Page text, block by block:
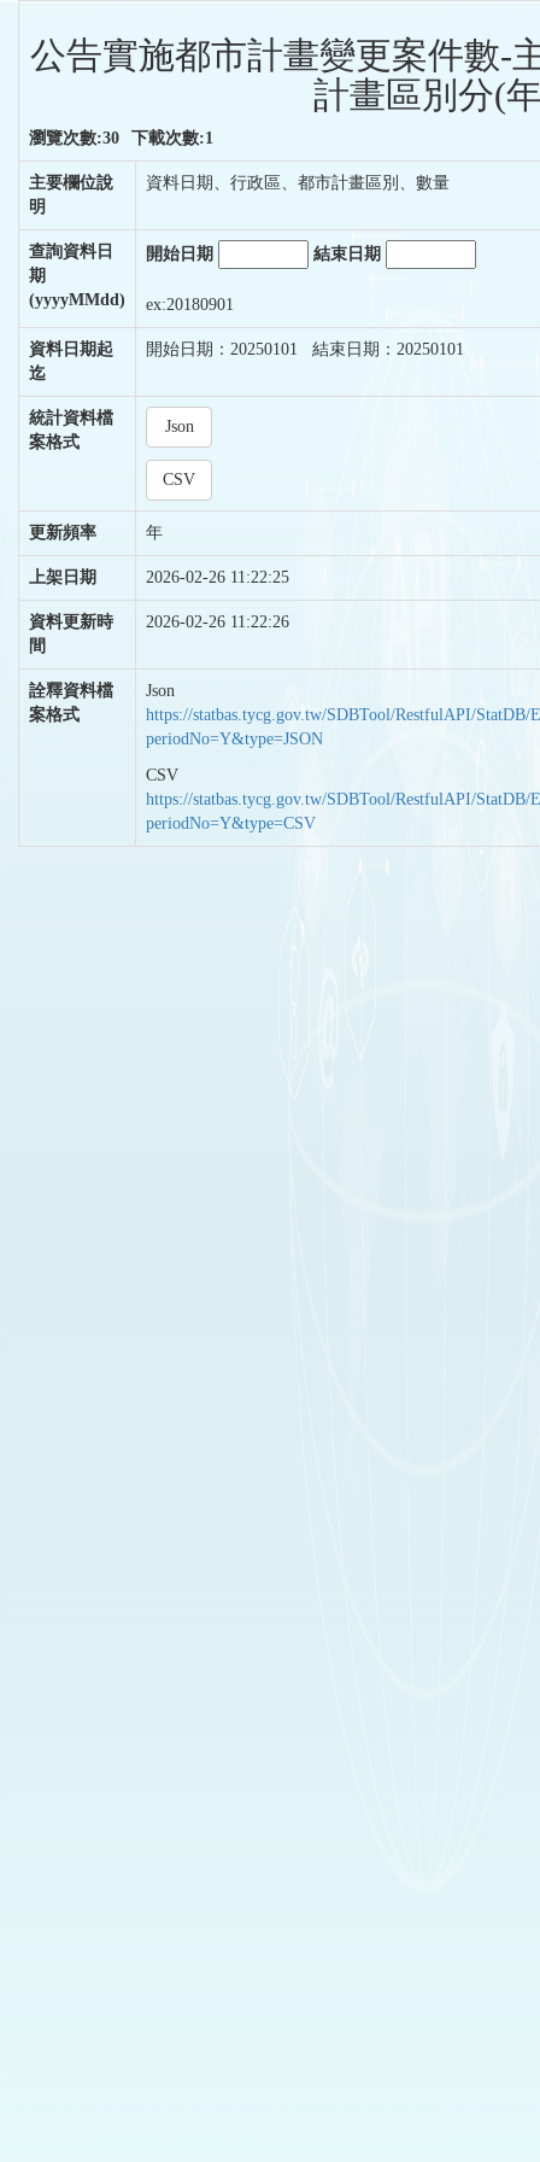
公告實施都市計畫變更案件數-
計畫區別分(
瀏覽次數:30 下載次數:1
主要欄位說
明
資料日期、行政區、都市計畫區別、數量
查詢資料日
期
(yyyyMMdd)
開始日期 結束日期
ex:20180901
資料日期起
迄
開始日期：20250101 結束日期：20250101
統計資料檔
案格式
Json
CSV
更新頻率 年
上架日期 2026-02-26 11:22:25
資料更新時
間
2026-02-26 11:22:26
詮釋資料檔
案格式
Json
https://statbas.tycg.gov.tw/SDBTool/RestfulAPI/StatDB/
periodNo=Y&type=JSON
CSV
https://statbas.tycg.gov.tw/SDBTool/RestfulAPI/StatDB/
periodNo=Y&type=CSV